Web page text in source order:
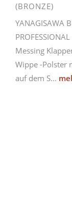
(BRONZE)
YANAGISAWA
Messing
Wippe -Polster
auf dem S...